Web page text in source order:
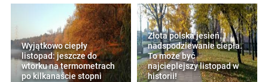
Wyjątkowo ciepły
listopad: jeszcze do
wtorku na termometrach
po kilkanaście stopni
Złota polska jesień. I
nadspodziewanie ciepła.
To może być
najcieplejszy listopad w
historii!